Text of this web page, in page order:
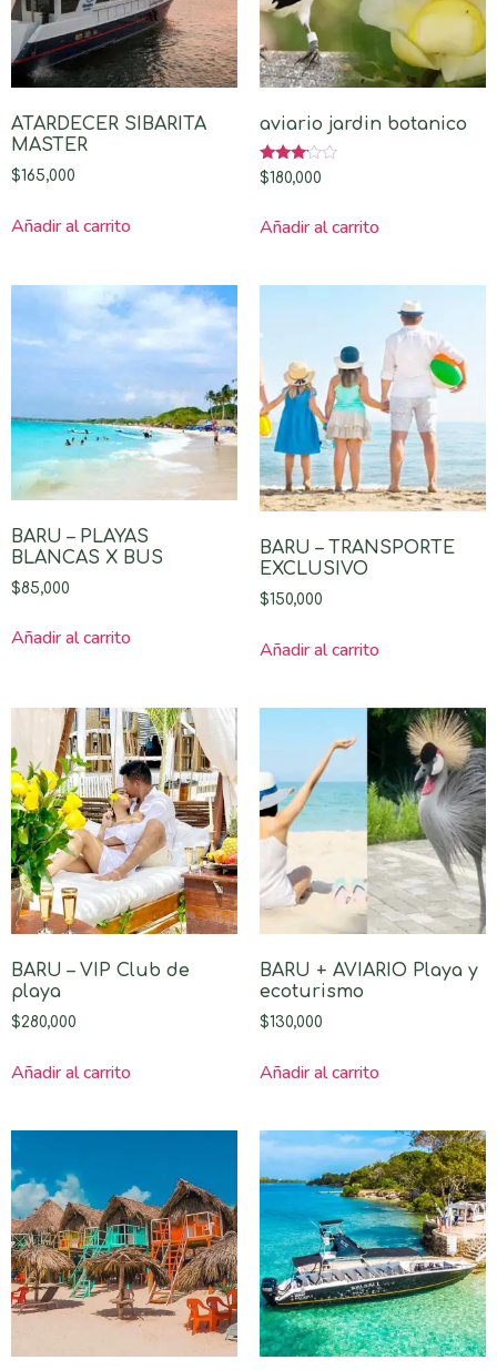
ATARDECER SIBARITA
MASTER
$165,000
Añadir al carrito
aviario jardin botanico
Valorado
con
$180,000
Añadir al carrito
BARU – PLAYAS
BLANCAS X BUS
$85,000
Añadir al carrito
BARU – TRANSPORTE
EXCLUSIVO
$150,000
Añadir al carrito
BARU – VIP Club de
playa
$280,000
Añadir al carrito
BARU + AVIARIO Playa y
ecoturismo
$130,000
Añadir al carrito